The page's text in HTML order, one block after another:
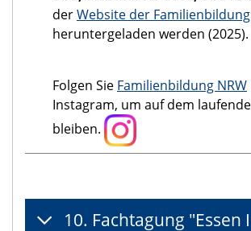
derWebsite der Familienbildung
heruntergeladen werden (2025).
Folgen Sie Familienbildung NRW
Instagram, um auf dem
bleiben.
10. Fachtagung "Essen